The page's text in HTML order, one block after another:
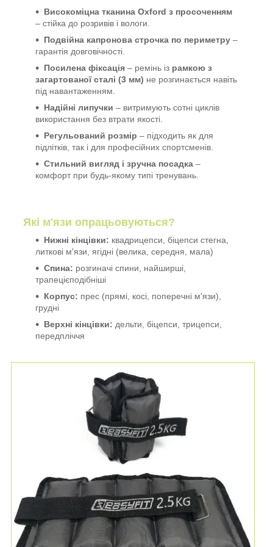
Високоміцна тканина Oxford з просоченням
– стійка до розривів і вологи.
Подвійна капронова строчка по периметру –
гарантія довговічності.
Посилена фіксація – ремінь із рамкою з
загартованої сталі (3 мм) не розгинається навіть
під навантаженням.
Надійні липучки – витримують сотні циклів
використання без втрати якості.
Регульований розмір – підходить як для
підлітків, так і для професійних спортсменів.
Стильний вигляд і зручна посадка –
комфорт при будь-якому типі тренувань.
Які м'язи опрацьовуються?
Нижні кінцівки: квадрицепси, біцепси стегна,
литкові м'язи, ягідні (велика, середня, мала)
Спина: розгиначі спини, найширші,
трапецієподібніші
Корпус: прес (прямі, косі, поперечні м'язи),
грудні
Верхні кінцівки: дельти, біцепси, трицепси,
передпліччя